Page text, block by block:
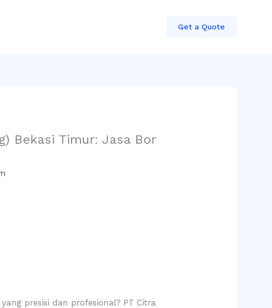
Get a Quote
Bekasi Timur: Jasa Bor
yang presisi dan profesional? PT Citra